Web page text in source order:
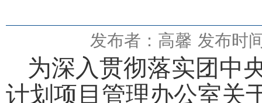
发布者：高馨 发布时
为深入贯彻落实团中
计划项目管理办公室关